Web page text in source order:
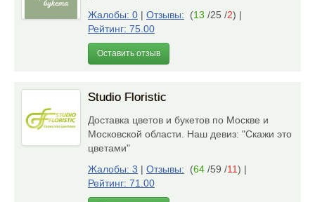
Жалобы: 0 | Отзывы: (13 /25 /2) |
Рейтинг: 75.00
Оставить отзыв
Studio Floristic
Доставка цветов и букетов по Москве и
Московской области. Наш девиз: "Скажи это
цветами"
Жалобы: 3 | Отзывы: (64 /59 /11) |
Рейтинг: 71.00